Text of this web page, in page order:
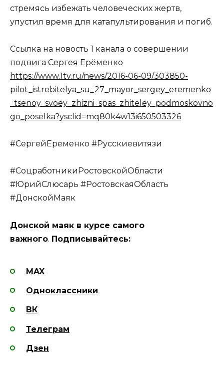
стремясь избежать человеческих жертв,
упустил время для катапультирования и погиб.
Ссылка на новость 1 канала о совершении
подвига Сергея Ерёменко
https://www.1tv.ru/news/2016-06-09/303850-
pilot_istrebitelya_su_27_mayor_sergey_eremenko
_tsenoy_svoey_zhizni_spas_zhiteley_podmoskovno
go_poselka?ysclid=mq80k4w13i650503326
#СергейЕременко #Русскиевитязи
#СоцработникиРостовскойОбласти
#ЮрийСлюсарь #РостовскаяОбласть
#ДонскойМаяк
Донской маяк в курсе самого
важного. Подписывайтесь:
MAX
Одноклассники
ВК
Телеграм
Дзен